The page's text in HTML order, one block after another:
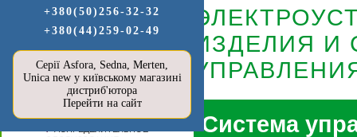
П
ЕРЕЙТИ В
МАГАЗИН
SCHNEIDER
ELECTRIC »»»
ВТОМАТИЗАЦИЯ
И УПРАВЛЕНИЕ
ИЗДЕЛИЯ
Система
+380(50)256-32-32
+380(44)259-02-49
Серії Asfora, Sedna, Merten,
Unica new у київському магазині
дистриб'ютора
Перейти на сайт